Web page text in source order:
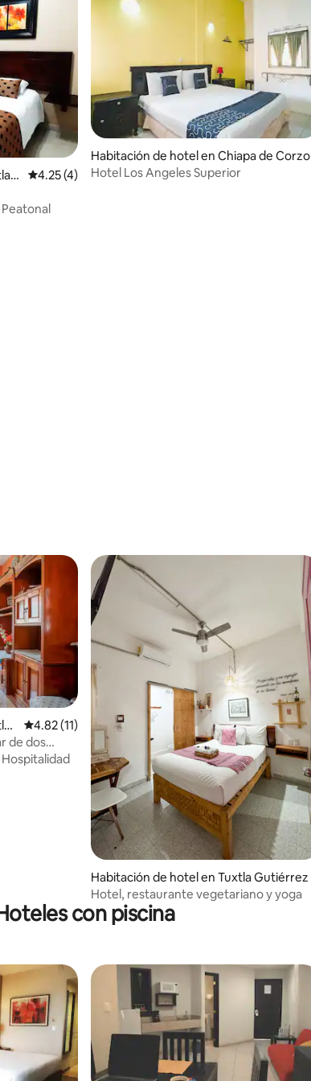
Calificación promedio: 4.25 de 5, 4 reseñas
4.25 (4)
Peatonal
Habitación de hotel en Chiapa de Corzo
Hotel Los Angeles Superior
Calificación promedio: 4.82 de 5, 11 reseñas
4.82 (11)
de dos
Hospitalidad
Habitación de hotel en Tuxtla Gutiérrez
Hotel, restaurante vegetariano y yoga
con piscina